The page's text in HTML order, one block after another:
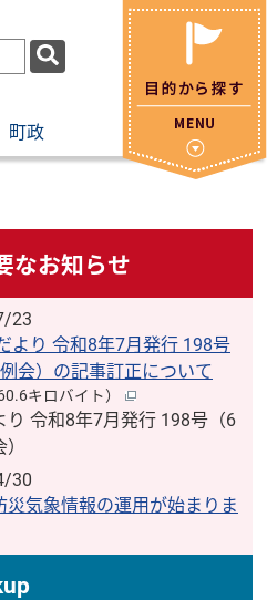
町政
なお知らせ
23
より 令和8年7月発行 198号
例会）の記事訂正について
キロバイト）
り 令和8年7月発行 198号（6
30
災気象情報の運用が始まりま